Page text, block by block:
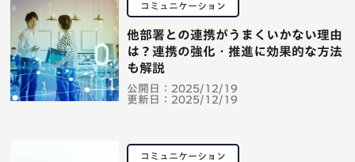
コミュニケーション
公開日： 2025/12/19
更新日： 2025/12/19
他部署との連携がうまくいかない理由
は？連携の強化・推進に効果的な方法
も解説
コミュニケーション